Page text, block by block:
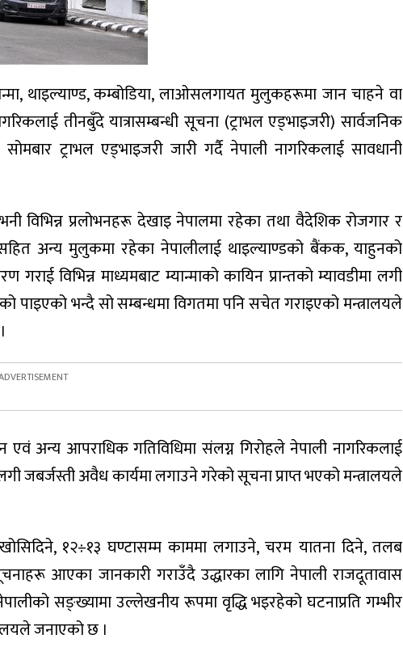
थाइल्याण्ड, कम्बोडिया, लाओसलगायत मुलुकहरूमा जान चाहने वा
तीनबुँदे यात्रासम्बन्धी सूचना (ट्राभल एड्भाइजरी) सार्वजनिक
ट्राभल एड्भाइजरी जारी गर्दै नेपाली नागरिकलाई सावधानी
विभिन्न प्रलोभनहरू देखाइ नेपालमा रहेका तथा वैदेशिक रोजगार र
अन्य मुलुकमा रहेका नेपालीलाई थाइल्याण्डको बैंकक, याहुनको
गराई विभिन्न माध्यमबाट म्यान्माको कायिन प्रान्तको म्यावडीमा लगी
पाइएको भन्दै सो सम्बन्धमा विगतमा पनि सचेत गराइएको मन्त्रालयले
एवं अन्य आपराधिक गतिविधिमा संलग्न गिरोहले नेपाली नागरिकलाई
जबर्जस्ती अवैध कार्यमा लगाउने गरेको सूचना प्राप्त भएको मन्त्रालयले
खोसिदिने, १२÷१३ घण्टासम्म काममा लगाउने, चरम यातना दिने, तलब
आएका जानकारी गराउँदै उद्धारका लागि नेपाली राजदूतावास
सङ्ख्यामा उल्लेखनीय रूपमा वृद्धि भइरहेको घटनाप्रति गम्भीर
जनाएको छ ।